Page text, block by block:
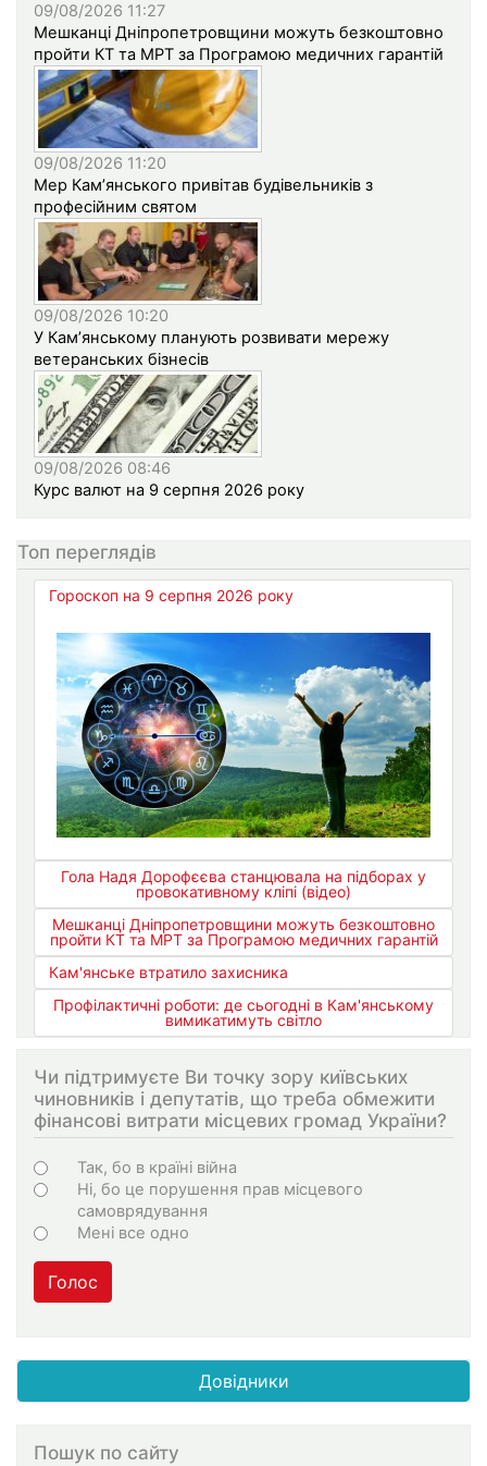
09/08/2026 11:27
Мешканці Дніпропетровщини можуть безкоштовно
пройти КТ та МРТ за Програмою медичних гарантій
09/08/2026 11:20
Мер Кам’янського привітав будівельників з
професійним святом
09/08/2026 10:20
У Кам’янському планують розвивати мережу
ветеранських бізнесів
09/08/2026 08:46
Курс валют на 9 серпня 2026 року
Топ переглядів
Гороскоп на 9 серпня 2026 року
Гола Надя Дорофєєва станцювала на підборах у
провокативному кліпі (відео)
Мешканці Дніпропетровщини можуть безкоштовно
пройти КТ та МРТ за Програмою медичних гарантій
Кам'янське втратило захисника
Профілактичні роботи: де сьогодні в Кам'янському
вимикатимуть світло
Чи підтримуєте Ви точку зору київських
чиновників і депутатів, що треба обмежити
фінансові витрати місцевих громад України?
Варіанти
Так, бо в країні війна
Ні, бо це порушення прав місцевого
самоврядування
Мені все одно
Голос
Довідники
Пошук по сайту